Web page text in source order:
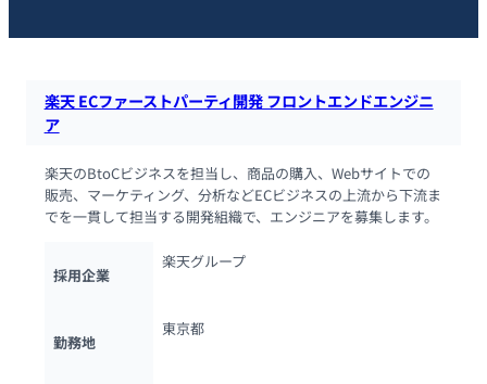
楽天 ECファーストパーティ開発 フロントエンドエンジニ
ア
楽天のBtoCビジネスを担当し、商品の購入、Webサイトでの
販売、マーケティング、分析などECビジネスの上流から下流ま
でを一貫して担当する開発組織で、エンジニアを募集します。
採用企業
楽天グループ
勤務地
東京都